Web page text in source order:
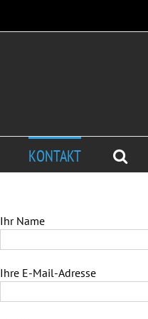
KONTAKT
Ihr Name
Ihre E-Mail-Adresse